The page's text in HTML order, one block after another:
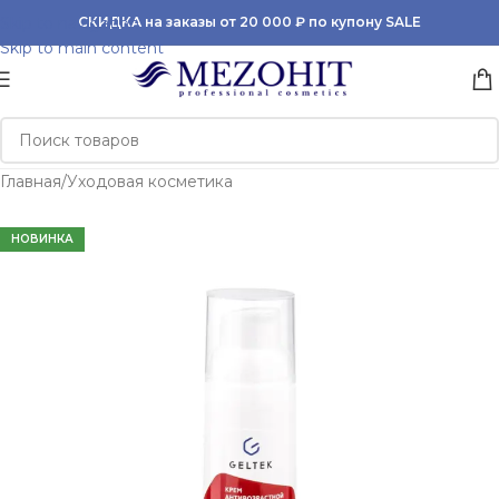
Skip to navigation
Skip to main content
СКИДКА на заказы от 20 000 ₽ по купону SALE
Главная/Уходовая косметика
НОВИНКА